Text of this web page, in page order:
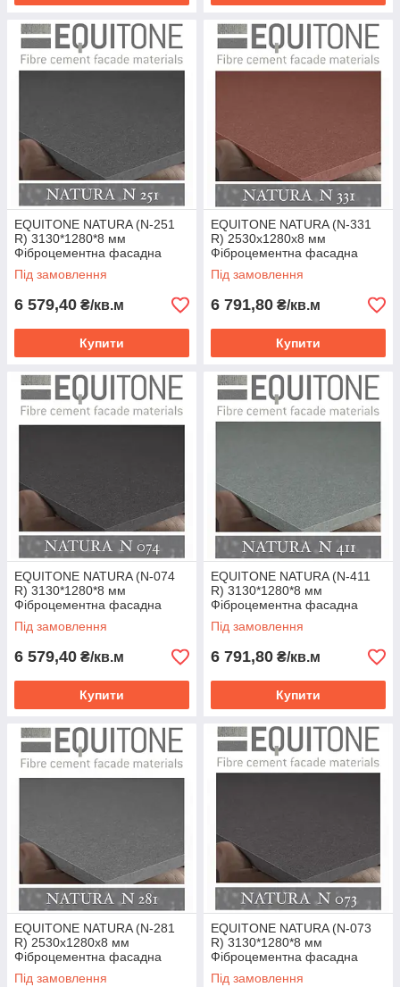
EQUITONE NATURA (N-251
R) 3130*1280*8 мм
Фіброцементна фасадна
панель ЕКВІТОН
Під замовлення
6 579,40 ₴/кв.м
Купити
EQUITONE NATURA (N-331
R) 2530х1280х8 мм
Фіброцементна фасадна
панель ЕКВІТОН
Під замовлення
6 791,80 ₴/кв.м
Купити
EQUITONE NATURA (N-074
R) 3130*1280*8 мм
Фіброцементна фасадна
панель ЕКВІТОН
Під замовлення
6 579,40 ₴/кв.м
Купити
EQUITONE NATURA (N-411
R) 3130*1280*8 мм
Фіброцементна фасадна
панель ЕКВІТОН
Під замовлення
6 791,80 ₴/кв.м
Купити
EQUITONE NATURA (N-281
R) 2530х1280х8 мм
Фіброцементна фасадна
панель ЕКВІТОН
Під замовлення
EQUITONE NATURA (N-073
R) 3130*1280*8 мм
Фіброцементна фасадна
панель ЕКВІТОН
Під замовлення